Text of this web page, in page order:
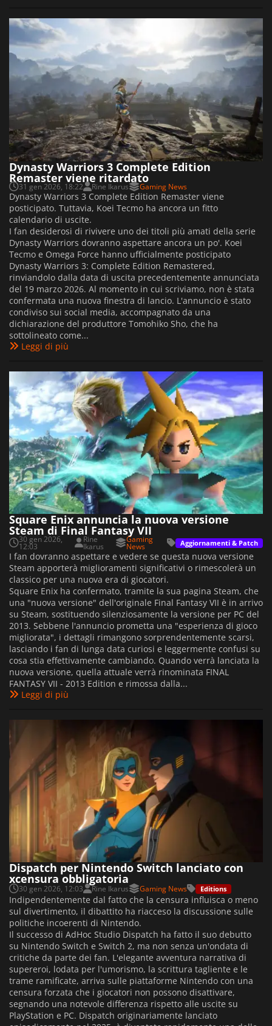
Dynasty Warriors 3 Complete Edition
Remaster viene ritardato
31 gen 2026, 18:22 Rine Ikarus Gaming News
Dynasty Warriors 3 Complete Edition Remaster viene
posticipato. Tuttavia, Koei Tecmo ha ancora un fitto
calendario di uscite.
I fan desiderosi di rivivere uno dei titoli più amati della serie
Dynasty Warriors dovranno aspettare ancora un po'. Koei
Tecmo e Omega Force hanno ufficialmente posticipato
Dynasty Warriors 3: Complete Edition Remastered,
rinviandolo dalla data di uscita precedentemente annunciata
del 19 marzo 2026. Al momento in cui scriviamo, non è stata
confermata una nuova finestra di lancio. L'annuncio è stato
condiviso sui social media, accompagnato da una
dichiarazione del produttore Tomohiko Sho, che ha
sottolineato come...
Leggi di più
Square Enix annuncia la nuova versione
Steam di Final Fantasy VII
30 gen 2026,
12:03
Rine
Ikarus
Gaming
News Aggiornamenti & Patch
I fan dovranno aspettare e vedere se questa nuova versione
Steam apporterà miglioramenti significativi o rimescolerà un
classico per una nuova era di giocatori.
Square Enix ha confermato, tramite la sua pagina Steam, che
una "nuova versione" dell'originale Final Fantasy VII è in arrivo
su Steam, sostituendo silenziosamente la versione per PC del
2013. Sebbene l'annuncio prometta una "esperienza di gioco
migliorata", i dettagli rimangono sorprendentemente scarsi,
lasciando i fan di lunga data curiosi e leggermente confusi su
cosa stia effettivamente cambiando. Quando verrà lanciata la
nuova versione, quella attuale verrà rinominata FINAL
FANTASY VII - 2013 Edition e rimossa dalla...
Leggi di più
Dispatch per Nintendo Switch lanciato con
xcensura obbligatoria
30 gen 2026, 12:03 Rine Ikarus Gaming News Editions
Indipendentemente dal fatto che la censura influisca o meno
sul divertimento, il dibattito ha riacceso la discussione sulle
politiche incoerenti di Nintendo.
Il successo di AdHoc Studio Dispatch ha fatto il suo debutto
su Nintendo Switch e Switch 2, ma non senza un'ondata di
critiche da parte dei fan. L'elegante avventura narrativa di
supereroi, lodata per l'umorismo, la scrittura tagliente e le
trame ramificate, arriva sulle piattaforme Nintendo con una
censura forzata che i giocatori non possono disattivare,
segnando una notevole differenza rispetto alle uscite su
PlayStation e PC. Dispatch originariamente lanciato